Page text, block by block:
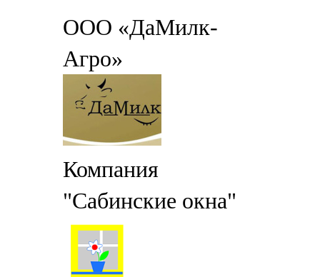
ООО «ДаМилк-
Агро»
Компания
"Сабинские окна"